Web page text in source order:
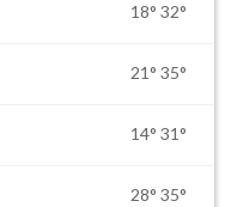
18° 32°
21° 35°
14° 31°
28° 35°